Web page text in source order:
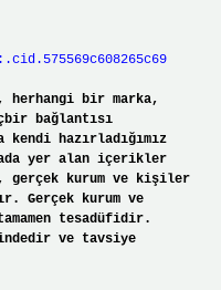
bir marka,
bağlantısı
kendi hazırladığımız
yer alan içerikler
gerçek kurum ve kişiler
Gerçek kurum ve
tesadüfidir.
ve tavsiye